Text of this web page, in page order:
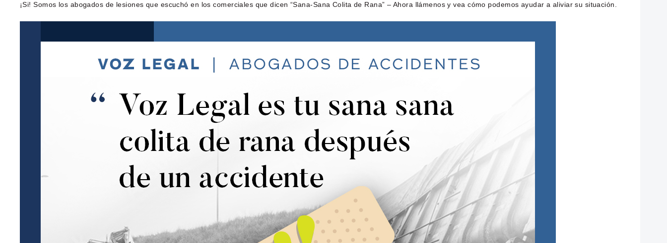
¡Si! Somos los abogados de lesiones que escuchó en los comerciales que dicen “Sana-Sana Colita de Rana” – Ahora llámenos y vea cómo podemos ayudar a aliviar su situación.